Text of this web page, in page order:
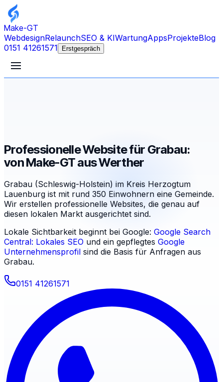
Make-GT
WebdesignRelaunchSEO & KIWartungAppsProjekteBlog
0151 41261571
Erstgespräch
Professionelle Website für Grabau:
von Make-GT aus Werther
Grabau (Schleswig-Holstein) im Kreis Herzogtum
Lauenburg ist mit rund 350 Einwohnern eine Gemeinde.
Wir erstellen professionelle Websites, die genau auf
diesen lokalen Markt ausgerichtet sind.
Lokale Sichtbarkeit beginnt bei Google: Google Search
Central: Lokales SEO und ein gepflegtes Google
Unternehmensprofil sind die Basis für Anfragen aus
Grabau.
0151 41261571